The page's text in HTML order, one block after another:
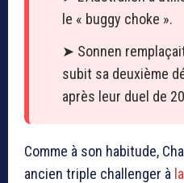
le « buggy choke ».
➤ Sonnen
subit sa deuxième
après leur duel de
Comme à son habitude,
ancien triple challenger à